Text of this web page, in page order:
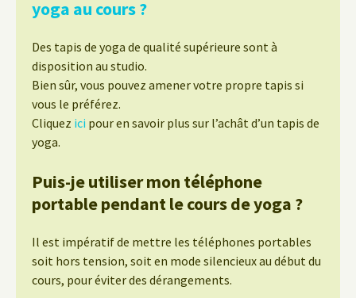
yoga au cours ?
Des tapis de yoga de qualité supérieure sont à
disposition au studio.
Bien sûr, vous pouvez amener votre propre tapis si
vous le préférez.
Cliquez ici pour en savoir plus sur l’achât d’un tapis de
yoga.
Puis-je utiliser mon téléphone
portable pendant le cours de yoga ?
Il est impératif de mettre les téléphones portables
soit hors tension, soit en mode silencieux au début du
cours, pour éviter des dérangements.